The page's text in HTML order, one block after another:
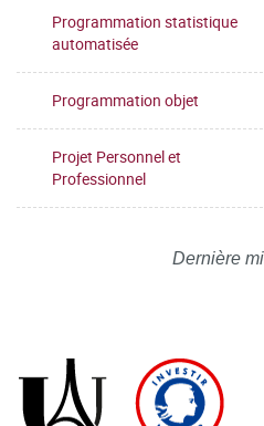
Programmation statistique
automatisée
Programmation objet
Projet Personnel et
Professionnel
Dernière